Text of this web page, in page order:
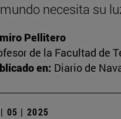
necesita su
Pellitero
de la Facultad de
en: Diario de
05 | 2025